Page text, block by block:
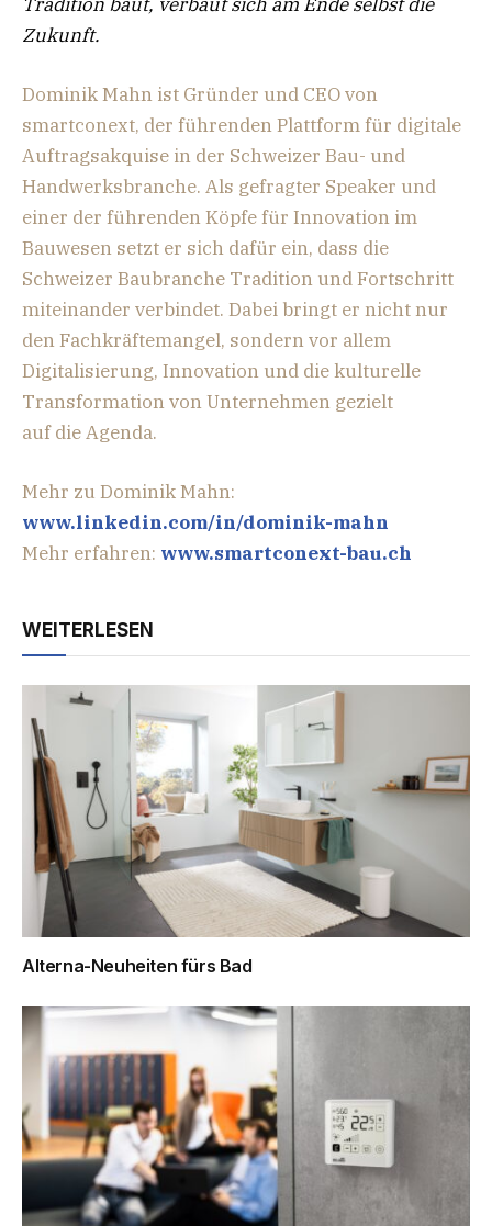
Zukunft.
Dominik Mahn ist Gründer und CEO von
smartconext, der führenden Plattform für digitale
Auftragsakquise in der Schweizer Bau- und
Handwerksbranche. Als gefragter Speaker und
einer der führenden Köpfe für Innovation im
Bauwesen setzt er sich dafür ein, dass die
Schweizer Baubranche Tradition und Fortschritt
miteinander verbindet. Dabei bringt er nicht nur
den Fachkräftemangel, sondern vor allem
Digitalisierung, Innovation und die kulturelle
Transformation von Unternehmen gezielt
auf die Agenda.
Mehr zu Dominik Mahn:
www.linkedin.com/in/dominik-mahn
Mehr erfahren: www.smartconext-bau.ch
WEITERLESEN
Alterna-Neuheiten fürs Bad